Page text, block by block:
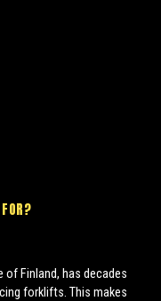
of Finland, has decades
forklifts. This makes